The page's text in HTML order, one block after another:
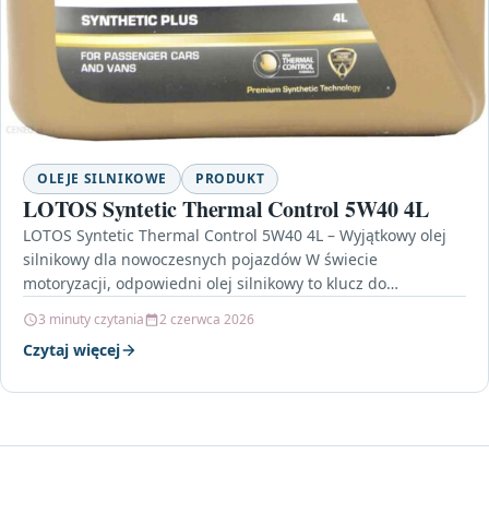
OLEJE SILNIKOWE PRODUKT
LOTOS Syntetic Thermal Control 5W40 4L
LOTOS Syntetic Thermal Control 5W40 4L – Wyjątkowy olej
silnikowy dla nowoczesnych pojazdów W świecie
motoryzacji, odpowiedni olej silnikowy to klucz do
3 minuty czytania 2 czerwca 2026
Czytaj więcej